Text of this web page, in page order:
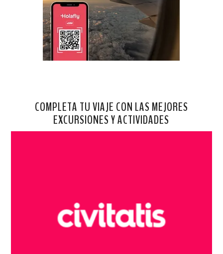
COMPLETA TU VIAJE CON LAS MEJORES
EXCURSIONES Y ACTIVIDADES